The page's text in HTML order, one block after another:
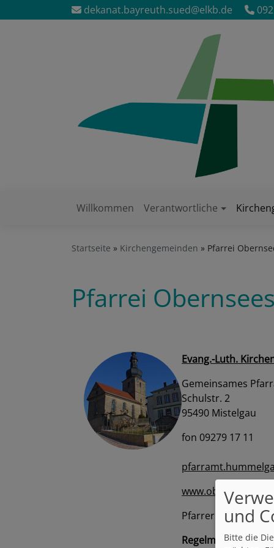
zum
dekanat.bayreuth.sued@elkb.de
Hauptnavigation
Willkommen Verantwortliche
Startseite Kirchengemeinden Pfarrei
Pfarrei
Evang.-Luth.
Gemeinsames
Schulstr. 2
95490 Mistelgau
fon 09279 17 11
www.obernsees-
Pfarrerin Inge
Regelmäßige
und
Bitte die